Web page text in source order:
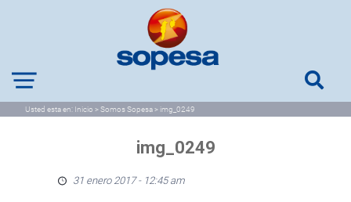
Usted esta en: Inicio > Somos Sopesa> img_0249
img_0249
31 enero 2017 - 12:45 am